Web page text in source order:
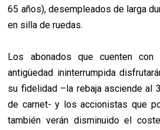
65 años), desempleados de larga
en silla de ruedas.
Los abonados que cuenten
antigüedad ininterrumpida
su fidelidad –la rebaja asciende al
de carnet- y los accionistas que
también verán disminuido el